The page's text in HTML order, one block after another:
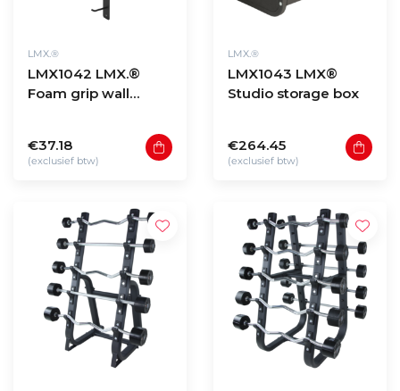
LMX.®
LMX1042 LMX.®
Foam grip wall
€37.18
(exclusief btw)
LMX.®
LMX1043 LMX®
Studio storage box
€264.45
(exclusief btw)